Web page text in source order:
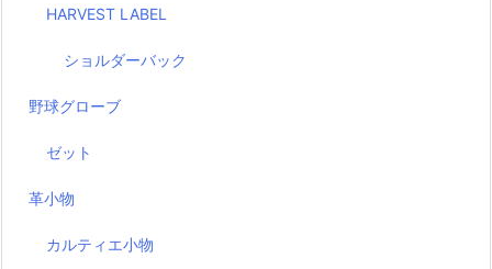
HARVEST LABEL
ショルダーバック
野球グローブ
ゼット
革小物
カルティエ小物